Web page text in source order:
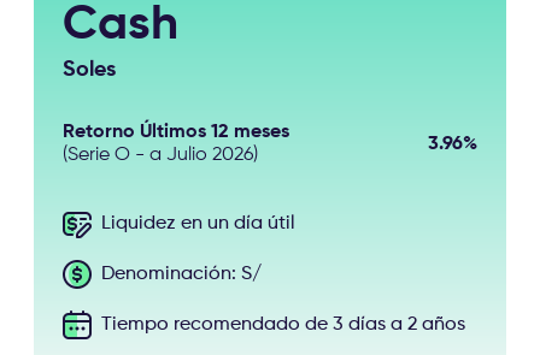
Cash
Soles
Retorno Últimos 12 meses
(Serie O - a Julio 2026)
3.96%
Liquidez en un día útil
Denominación: S/
Tiempo recomendado de 3 días a 2 años